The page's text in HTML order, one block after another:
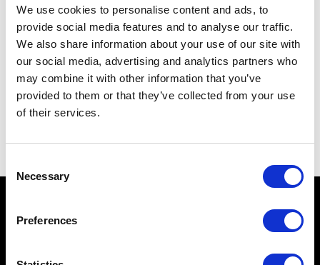
We use cookies to personalise content and ads, to
provide social media features and to analyse our traffic.
We also share information about your use of our site with
our social media, advertising and analytics partners who
may combine it with other information that you’ve
provided to them or that they’ve collected from your use
of their services.
Selection
Necessary
Preferences
Iscriviti al nostri Social Network